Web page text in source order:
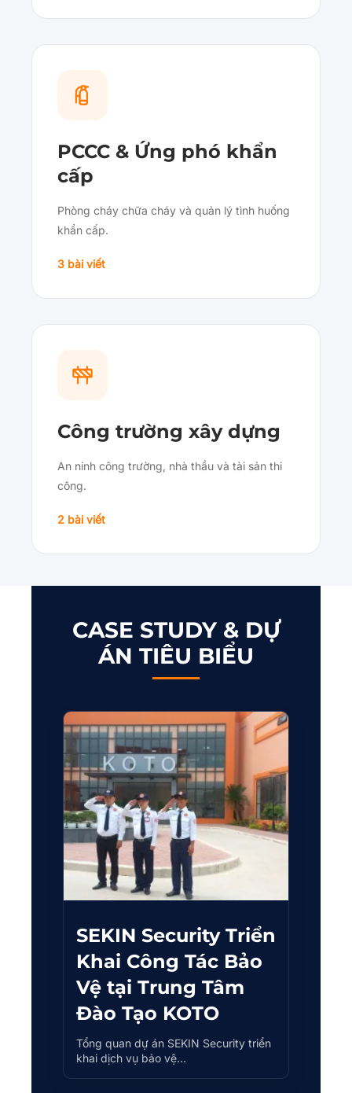
PCCC & Ứng phó khẩn
cấp
Phòng cháy chữa cháy và quản lý tình huống
khẩn cấp.
3 bài viết
Công trường xây dựng
An ninh công trường, nhà thầu và tài sản thi
công.
2 bài viết
CASE STUDY & DỰ
ÁN TIÊU BIỂU
SEKIN Security Triển
Khai Công Tác Bảo
Vệ tại Trung Tâm
Đào Tạo KOTO
Tổng quan dự án SEKIN Security triển
khai dịch vụ bảo vệ…